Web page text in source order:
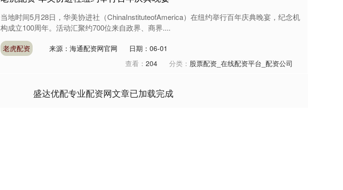
当地时间5月28日，华美协进社（ChinaInstituteofAmerica）在纽约举行百年庆典晚宴，纪念机
构成立100周年。活动汇聚约700位来自政界、商界....
老虎配资 来源：海通配资网官网
日期：06-01
查看： 204 分类： 股票配资_在线配资平台_配资公司
盛达优配专业配资网文章已加载完成